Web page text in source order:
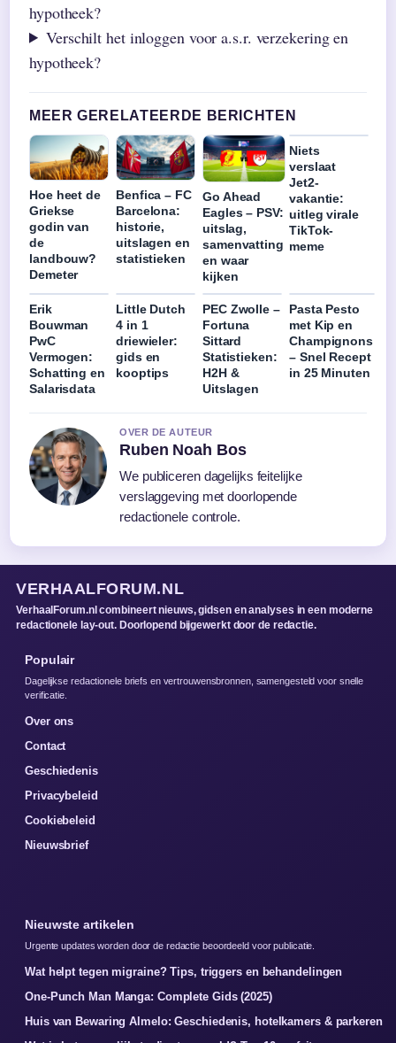
hypotheek?
Verschilt het inloggen voor a.s.r. verzekering en
hypotheek?
MEER GERELATEERDE BERICHTEN
Hoe heet de
Griekse
godin van
de
landbouw?
Demeter
Benfica – FC
Barcelona:
historie,
uitslagen en
statistieken
Go Ahead
Eagles – PSV:
uitslag,
samenvatting
en waar
kijken
Niets
verslaat
Jet2-
vakantie:
uitleg virale
TikTok-
meme
Erik
Bouwman
PwC
Vermogen:
Schatting en
Salarisdata
Little Dutch
4 in 1
driewieler:
gids en
kooptips
PEC Zwolle –
Fortuna
Sittard
Statistieken:
H2H &
Uitslagen
Pasta Pesto
met Kip en
Champignons
– Snel Recept
in 25 Minuten
OVER DE AUTEUR
Ruben Noah Bos
We publiceren dagelijks feitelijke
verslaggeving met doorlopende
redactionele controle.
VERHAALFORUM.NL
VerhaalForum.nl combineert nieuws, gidsen en analyses in een moderne
redactionele lay-out. Doorlopend bijgewerkt door de redactie.
Populair
Dagelijkse redactionele briefs en vertrouwensbronnen, samengesteld voor snelle
verificatie.
Over ons
Contact
Geschiedenis
Privacybeleid
Cookiebeleid
Nieuwsbrief
Nieuwste artikelen
Urgente updates worden door de redactie beoordeeld voor publicatie.
Wat helpt tegen migraine? Tips, triggers en behandelingen
One-Punch Man Manga: Complete Gids (2025)
Huis van Bewaring Almelo: Geschiedenis, hotelkamers & parkeren